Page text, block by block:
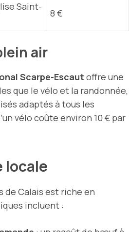
Saint-
8 €
air
Scarpe-Escaut offre une
que le vélo et la randonnée,
adaptés à tous les
vélo coûte environ 10 € par
locale
de Calais est riche en
incluent :